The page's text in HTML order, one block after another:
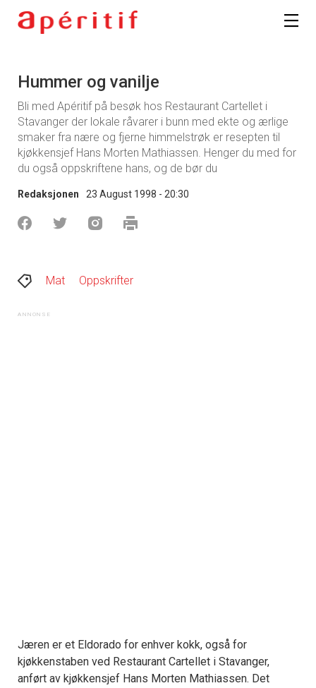
Hummer og vanilje
Bli med Apéritif på besøk hos Restaurant Cartellet i
Stavanger der lokale råvarer i bunn med ekte og ærlige
smaker fra nære og fjerne himmelstrøk er resepten til
kjøkkensjef Hans Morten Mathiassen. Henger du med for
du også oppskriftene hans, og de bør du
Redaksjonen 23 August 1998 - 20:30
Mat Oppskrifter
Jæren er et Eldorado for enhver kokk, også for
kjøkkenstaben ved Restaurant Cartellet i Stavanger,
anført av kjøkkensjef Hans Morten Mathiassen. Det